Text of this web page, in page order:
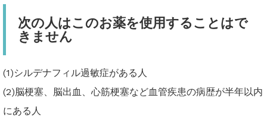
次の人はこのお薬を使用することはで
きません
(1)シルデナフィル過敏症がある人
(2)脳梗塞、脳出血、心筋梗塞など血管疾患の病歴が半年以内
にある人